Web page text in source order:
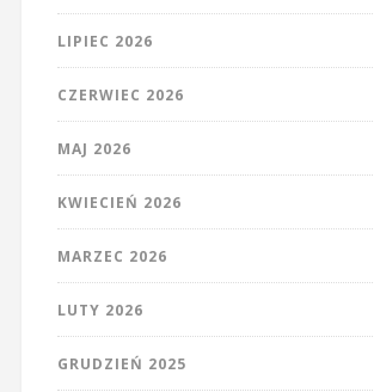
LIPIEC 2026
CZERWIEC 2026
MAJ 2026
KWIECIEŃ 2026
MARZEC 2026
LUTY 2026
GRUDZIEŃ 2025